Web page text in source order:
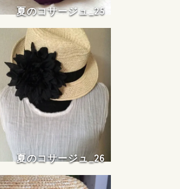
夏のコサージュ_25
夏のコサージュ_26